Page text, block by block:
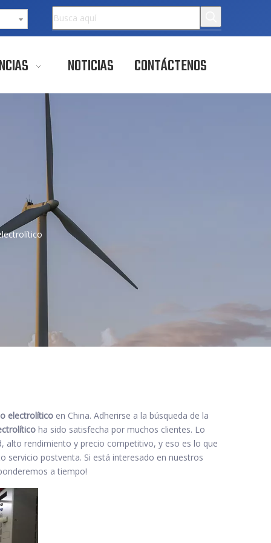
NOTICIAS CONTÁCTENOS
electrolítico en China. Adherirse a la búsqueda de la
ha sido satisfecha por muchos clientes. Lo
alto rendimiento y precio competitivo, y eso es lo que
servicio postventa. Si está interesado en nuestros
a tiempo!